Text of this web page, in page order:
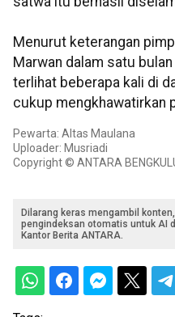
Menurut keterangan
Marwan dalam satu
terlihat beberapa kali di
cukup mengkhawatirkan
Pewarta: Altas Maulana
Uploader: Musriadi
Copyright © ANTARA
Dilarang keras mengambil
pengindeksan otomatis untuk AI
Kantor Berita ANTARA.